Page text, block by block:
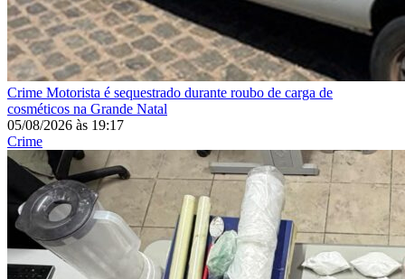
Crime Motorista é sequestrado durante roubo de carga de
cosméticos na Grande Natal
05/08/2026 às 19:17
Crime